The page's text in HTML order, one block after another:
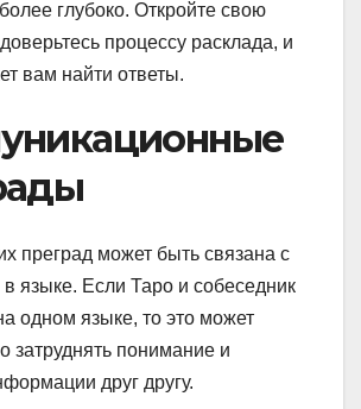
глубоко. Откройте свою
процессу расклада, и
вам найти ответы.
преград может быть связана с
языке. Если Таро и собеседник
одном языке, то это может
затруднять понимание и
друг другу.